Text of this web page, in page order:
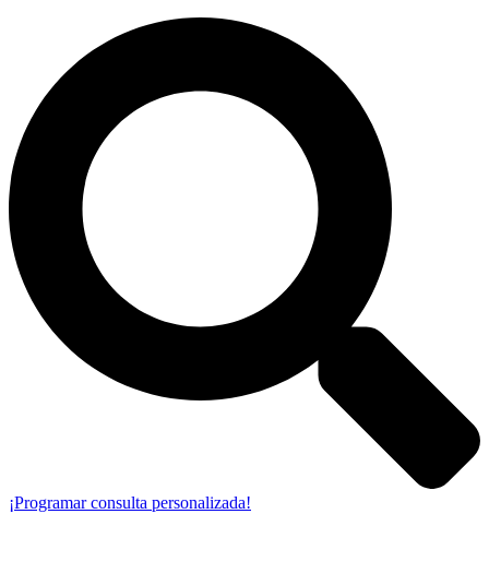
¡Programar consulta personalizada!